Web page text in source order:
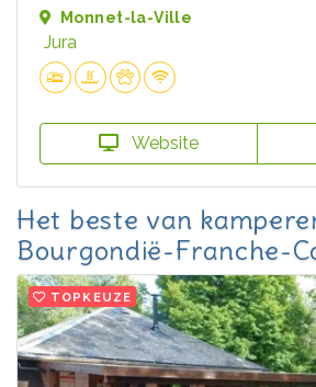
Monnet-la-Ville
Jura
Website
Het beste van
Bourgondië-Franche-
TOPKEUZE